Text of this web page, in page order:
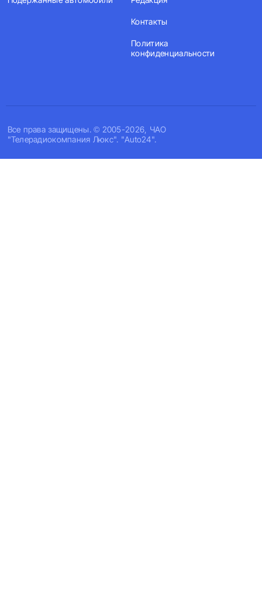
Все права защищены. © 2005-2026, ЧАО
"Телерадиокомпания Люкс". "Auto24".
Контакты
Политика
конфиденциальности